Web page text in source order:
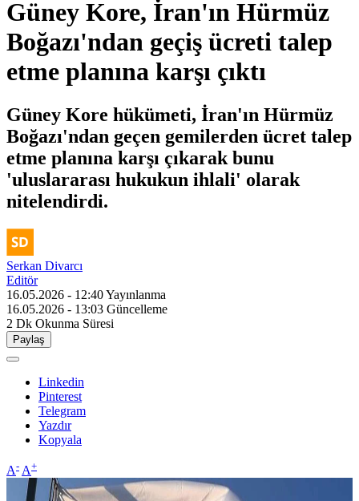
Güney Kore, İran'ın Hürmüz
Boğazı'ndan geçiş ücreti talep
etme planına karşı çıktı
Güney Kore hükümeti, İran'ın Hürmüz
Boğazı'ndan geçen gemilerden ücret talep
etme planına karşı çıkarak bunu
'uluslararası hukukun ihlali' olarak
nitelendirdi.
Serkan Divarcı
Editör
16.05.2026 - 12:40Yayınlanma
16.05.2026 - 13:03 Güncelleme
2 Dk Okunma Süresi
Paylaş
Linkedin
Pinterest
Telegram
Yazdır
Kopyala
A- A+